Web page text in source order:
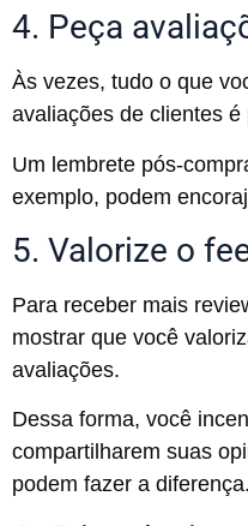
4. Peça
Às vezes, tudo o que
avaliações de clientes é
Um lembrete pós-
exemplo, podem
5. Valorize o
Para receber mais
mostrar que você
avaliações.
Dessa forma, você
compartilharem suas
podem fazer a diferença.